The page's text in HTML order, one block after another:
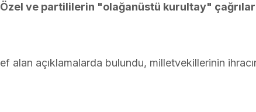
ve partililerin "olağanüstü kurultay"
alan açıklamalarda bulundu, milletvekillerinin